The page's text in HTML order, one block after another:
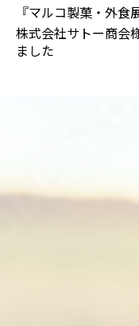
『マルコ製菓・外
株式会社サトー商会
ました